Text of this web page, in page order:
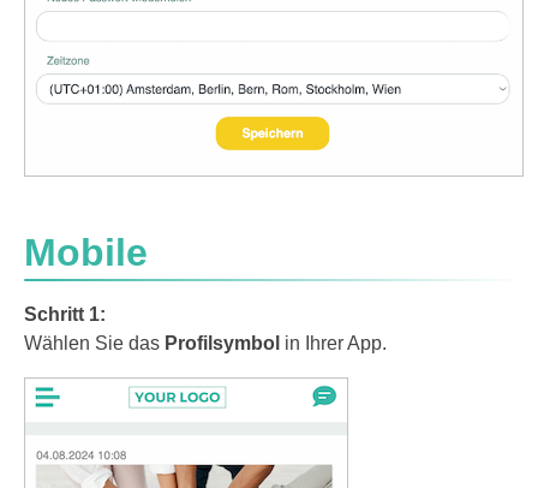
Mobile
Schritt 1:
Wählen Sie das Profilsymbol in Ihrer App.